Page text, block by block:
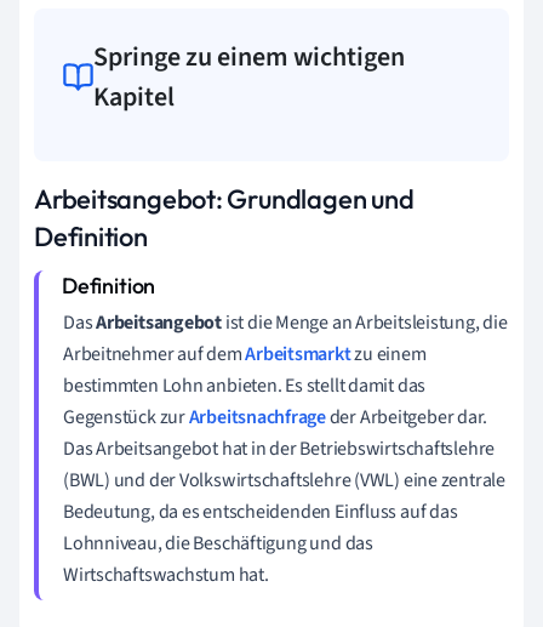
Springe zu einem wichtigen
Kapitel
Arbeitsangebot: Grundlagen und
Definition
DasArbeitsangebotist die Menge an Arbeitsleistung, die
Arbeitnehmer auf demArbeitsmarktzu einem
bestimmten Lohn anbieten. Es stellt damit das
Gegenstück zurArbeitsnachfrageder Arbeitgeber dar.
Das Arbeitsangebot hat in der Betriebswirtschaftslehre
(BWL) und der Volkswirtschaftslehre (VWL) eine zentrale
Bedeutung, da es entscheidenden Einfluss auf das
Lohnniveau, die Beschäftigung und das
Wirtschaftswachstum hat.